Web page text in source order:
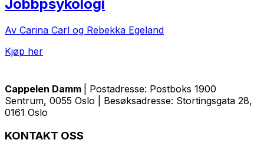
Jobbpsykologi
Av Carina Carl og Rebekka Egeland
Kjøp her
Cappelen Damm
| Postadresse: Postboks 1900
Sentrum, 0055 Oslo | Besøksadresse: Stortingsgata 28,
0161 Oslo
KONTAKT OSS